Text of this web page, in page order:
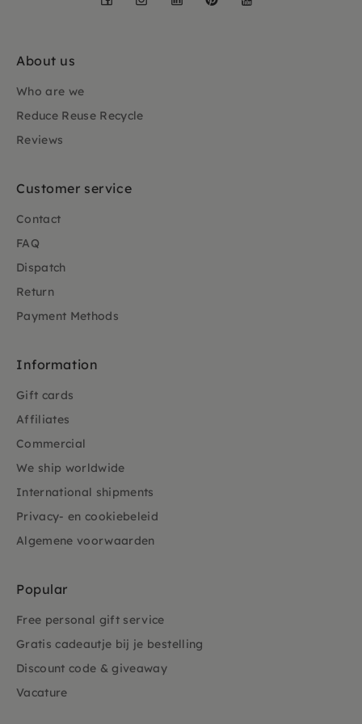
About us
Who are we
Reduce Reuse Recycle
Reviews
Customer service
Contact
FAQ
Dispatch
Return
Payment Methods
Information
Gift cards
Affiliates
Commercial
We ship worldwide
International shipments
Privacy- en cookiebeleid
Algemene voorwaarden
Popular
Free personal gift service
Gratis cadeautje bij je bestelling
Discount code & giveaway
Vacature